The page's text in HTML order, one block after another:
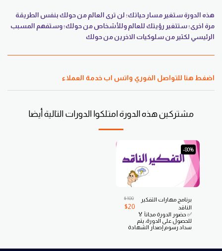
هذه الدورة ستغير مسار حياتك؛ لن ترى العالم من حولك بنفس الطريقة
مرة اخرى؛ ستتغير رؤيتك للعالم وللأشخاص من حولك؛ وستفهم المسبب
الرئيسي لكثير من سلوكيات الاخرين من حولك
اضغط هنا للتواصل الفوري واتس اب خدمة العملاء
مشتركين هذه الدورة امتلكوا الدورات التالية أيضا
-80%
برنامج مهارات التفكير
الناقد
$100
$20
✅ حضور الدورة مجاناً 🏅
للحصول على الدورة، يتم
سداد رسوم إصدار الشهادة